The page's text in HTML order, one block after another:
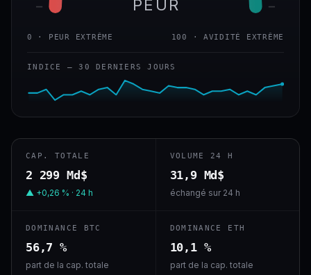
PEUR
0 · PEUR EXTRÊME 100 · AVIDITÉ EXTRÊME
INDICE — 30 DERNIERS JOURS
CAP. TOTALE
2 299 Md$
▲ +0,26 % · 24 h
VOLUME 24 H
31,9 Md$
échangé sur 24 h
DOMINANCE BTC
56,7 %
part de la cap. totale
DOMINANCE ETH
10,1 %
part de la cap. totale